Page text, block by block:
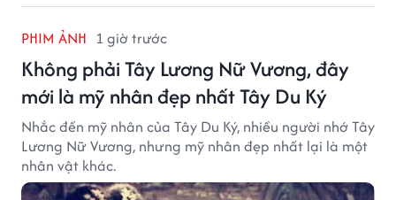
PHIM ẢNH 1 giờ trước
Không phải Tây Lương Nữ Vương, đây
mới là mỹ nhân đẹp nhất Tây Du Ký
Nhắc đến mỹ nhân của Tây Du Ký, nhiều người nhớ Tây
Lương Nữ Vương, nhưng mỹ nhân đẹp nhất lại là một
nhân vật khác.